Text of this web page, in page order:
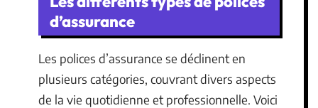
d’assurance
Les polices d’assurance se déclinent en
plusieurs catégories, couvrant divers aspects
de la vie quotidienne et professionnelle. Voici